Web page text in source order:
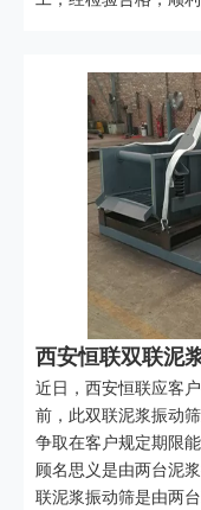
西安恒联双联泥
近日，西安恒联应客
前，此双联泥浆振动
争取在客户规定期限
顾名思义是由两台泥
联泥浆振动筛是由两